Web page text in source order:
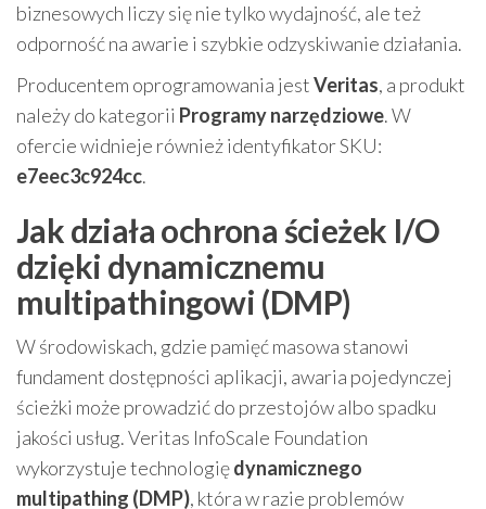
biznesowych liczy się nie tylko wydajność, ale też
odporność na awarie i szybkie odzyskiwanie działania.
Producentem oprogramowania jestVeritas, a produkt
należy do kategorii Programy narzędziowe. W
ofercie widnieje również identyfikator SKU:
e7eec3c924cc.
Jak działa ochrona ścieżek I/O
dzięki dynamicznemu
multipathingowi (DMP)
W środowiskach, gdzie pamięć masowa stanowi
fundament dostępności aplikacji, awaria pojedynczej
ścieżki może prowadzić do przestojów albo spadku
jakości usług. Veritas InfoScale Foundation
wykorzystuje technologiędynamicznego
multipathing (DMP), która w razie problemów